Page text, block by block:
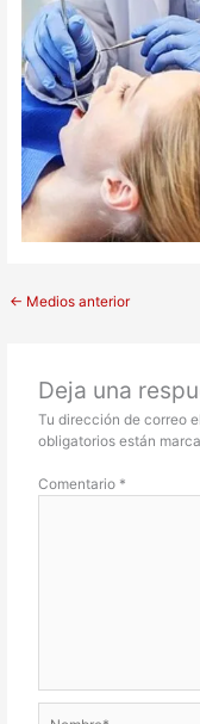
← Medios anterior
Deja una
Tu dirección de correo
obligatorios están
Comentario *